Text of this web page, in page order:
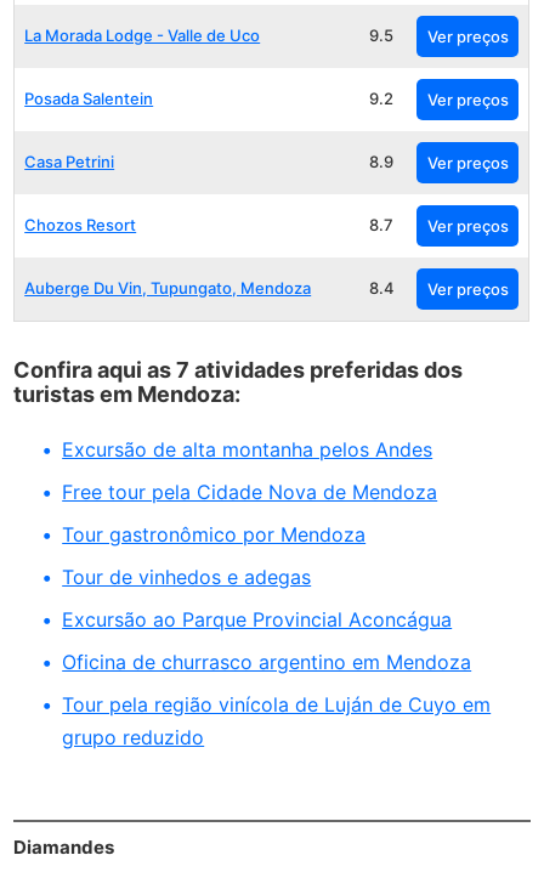
La Morada Lodge - Valle de Uco 9.5 Ver preços
Posada Salentein 9.2 Ver preços
Casa Petrini 8.9 Ver preços
Chozos Resort 8.7 Ver preços
Auberge Du Vin, Tupungato, Mendoza 8.4 Ver preços
Confira aqui as 7 atividades preferidas dos
turistas em Mendoza:
Excursão de alta montanha pelos Andes
Free tour pela Cidade Nova de Mendoza
Tour gastronômico por Mendoza
Tour de vinhedos e adegas
Excursão ao Parque Provincial Aconcágua
Oficina de churrasco argentino em Mendoza
Tour pela região vinícola de Luján de Cuyo em
grupo reduzido
Diamandes